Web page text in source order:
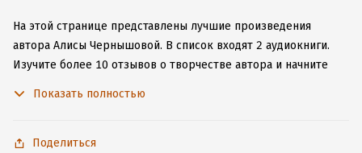
На этой странице представлены лучшие произведения
автора Алисы Чернышовой. В список входят 2 аудиокниги.
Изучите более 10 отзывов о творчестве автора и начните
даже без подключения к интернету.
Показать полностью
Поделиться